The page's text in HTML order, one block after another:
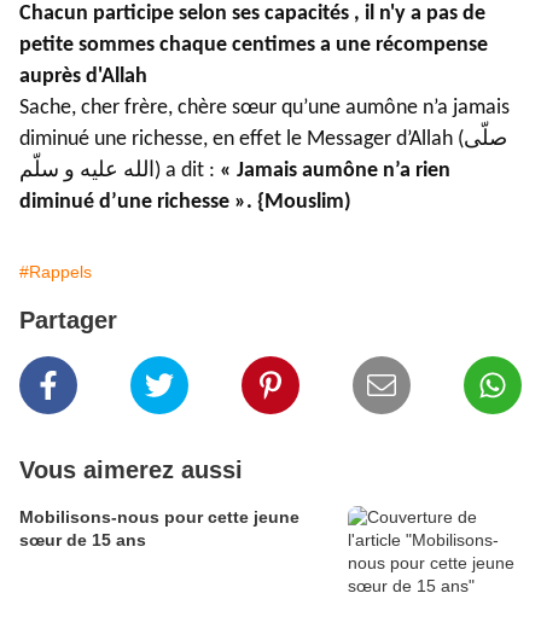
Chacun participe selon ses capacités , il n'y a pas de
petite sommes chaque centimes a une récompense
auprès d'Allah
Sache, cher frère, chère sœur qu’une aumône n’a jamais
diminué une richesse, en effet le Messager d’Allah (صلّى
الله عليه و سلّم) a dit : « Jamais aumône n’a rien
diminué d’une richesse ». {Mouslim)
#Rappels
Partager
Vous aimerez aussi
Mobilisons-nous pour cette jeune
sœur de 15 ans